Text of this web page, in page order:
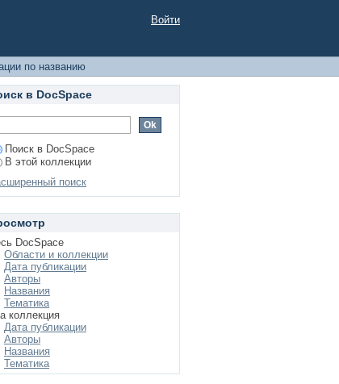
Войти
по названию
в DocSpace
Поиск в DocSpace
В этой коллекции
поиск
DocSpace
Области и коллекции
Дата публикации
Авторы
Названия
Тематика
коллекция
Дата публикации
Авторы
Названия
Тематика